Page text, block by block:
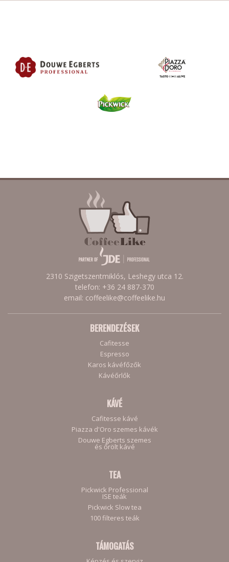
2310 Szigetszentmiklós, Leshegy utca 12.
telefon: +36 24 887-370
email: coffeelike@coffeelike.hu
BERENDEZÉSEK
Cafitesse
Espresso
Karos kávéfőzők
Kávéőrlők
KÁVÉ
Cafitesse kávé
Piazza d'Oro szemes kávék
Douwe Egberts szemes
és őrölt kávé
TEA
Pickwick Professional
ISE teák
Pickwick Slow tea
100 filteres teák
TÁMOGATÁS